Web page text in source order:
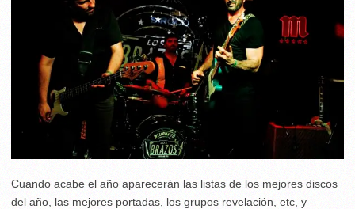
Cuando acabe el año aparecerán las listas de los mejores discos
del año, las mejores portadas, los grupos revelación, etc, y